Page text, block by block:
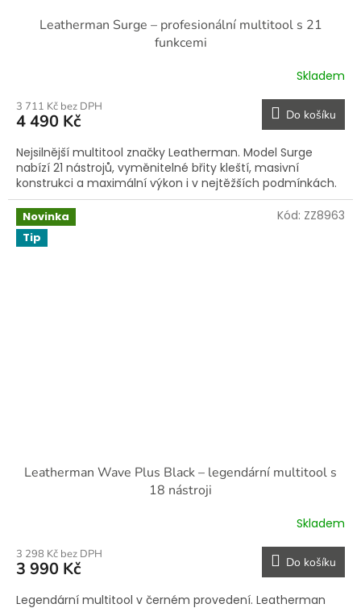
Leatherman Surge – profesionální multitool s 21
funkcemi
Skladem
3 711 Kč bez DPH
4 490 Kč Do košíku
Nejsilnější multitool značky Leatherman. Model Surge
nabízí 21 nástrojů, vyměnitelné břity kleští, masivní
konstrukci a maximální výkon i v nejtěžších podmínkách.
Novinka
Tip
Leatherman Wave Plus Black – legendární multitool s
18 nástroji
Skladem
3 298 Kč bez DPH
3 990 Kč Do košíku
Legendární multitool v černém provedení. Leatherman
Kód: ZZ8963